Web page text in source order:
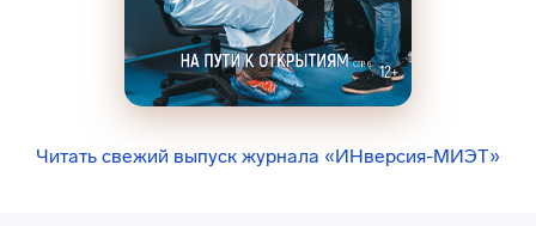
Читать свежий выпуск журнала «ИНверсия-МИЭТ»